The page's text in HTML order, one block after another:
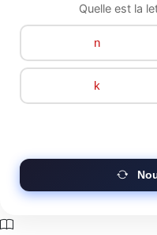
Quelle est la
n
k